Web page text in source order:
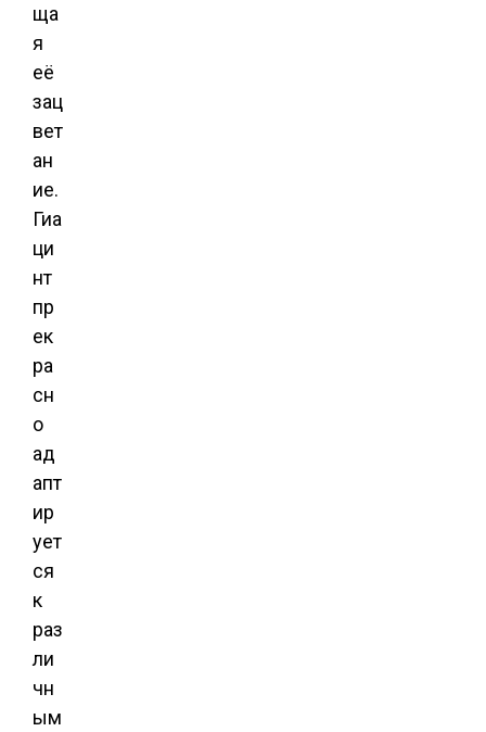
ща
я
её
зац
вет
ан
ие.
Гиа
ци
нт
пр
ек
ра
сн
о
ад
апт
ир
ует
ся
к
раз
ли
чн
ым